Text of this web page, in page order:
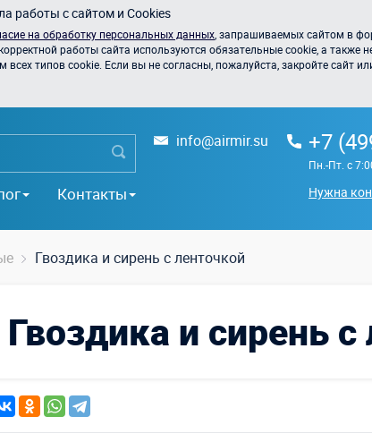
работы с сайтом и Cookies
на обработку персональных данных , запрашиваемых сайтом в
работы сайта используются обязательные cookie, а также
типов cookie. Если вы не согласны, пожалуйста, закройте сайт
Контакты
info@airmir.su +7
Пн.-Пт. с
Нужна
Гвоздика и сирень с ленточкой
и сирень с